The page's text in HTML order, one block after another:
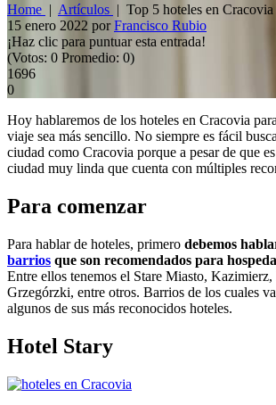
Home | Artículos | Top 5 hoteles en Cracovia
15 enero 2022 porFrancisco Rubio
¡Haz clic para puntuar esta entrada!
(Votos: 0 Promedio: 0)
1696
0
Hoy hablaremos de los hoteles en Cracovia
viaje sea más sencillo. No siempre es fácil
ciudad como Cracovia porque a pesar de que
ciudad muy linda que cuenta con múltiples
Para comenzar
Para hablar de hoteles, primero debemos
barrios que son recomendados para
Entre ellos tenemos el Stare Miasto,
Grzegórzki, entre otros. Barrios de los cuales
algunos de sus más reconocidos hoteles.
Hotel Stary